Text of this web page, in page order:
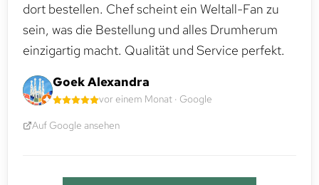
dort bestellen. Chef scheint ein Weltall-Fan zu
sein, was die Bestellung und alles Drumherum
einzigartig macht. Qualität und Service perfekt.
Goek Alexandra
vor einem Monat · Google
Auf Google ansehen